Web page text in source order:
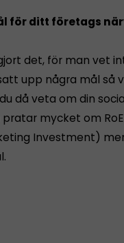
för ditt företags
det, för man vet
upp några mål så
då veta om din
mycket om
Investment)